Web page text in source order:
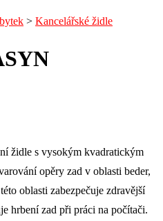
> Kancelářské židle
židle s vysokým kvadratickým
opěry zad v oblasti beder,
oblasti zabezpečuje zdravější
hrbení zad při práci na počítači.